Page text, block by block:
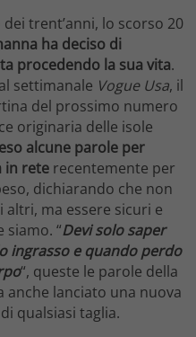
trent’anni, lo scorso 20
ha deciso di
procedendo la sua vita.
settimanale Vogue Usa, il
del prossimo numero
originaria delle isole
alcune parole per
in rete recentemente per
dichiarando che non
altri, ma essere sicuri e
siamo. “Devi solo saper
ingrasso e quando perdo
“, queste le parole della
lanciato una nuova
qualsiasi taglia.